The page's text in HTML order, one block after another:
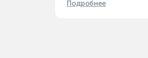
Подробнее